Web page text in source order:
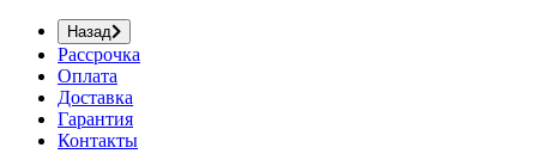
Назад
Рассрочка
Оплата
Доставка
Гарантия
Контакты